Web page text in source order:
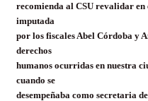
recomienda al CSU revalidar
imputada
por los fiscales Abel Córdoba y
derechos
humanos ocurridas en nuestra
cuando se
desempeñaba como secretaria